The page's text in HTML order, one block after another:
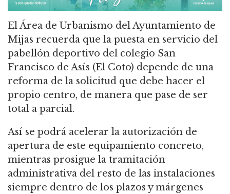
El Área de Urbanismo del Ayuntamiento de
Mijas recuerda que la puesta en servicio del
pabellón deportivo del colegio San
Francisco de Asís (El Coto) depende de una
reforma de la solicitud que debe hacer el
propio centro, de manera que pase de ser
total a parcial.
Así se podrá acelerar la autorización de
apertura de este equipamiento concreto,
mientras prosigue la tramitación
administrativa del resto de las instalaciones
siempre dentro de los plazos y márgenes